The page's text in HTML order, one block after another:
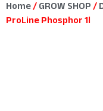
Home / GROW SHOP /
ProLine Phosphor 1l